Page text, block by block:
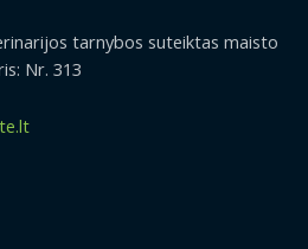
tarnybos suteiktas maisto
Nr. 313